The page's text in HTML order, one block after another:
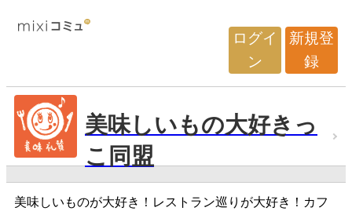
ログイ
ン
新規登
録
美味しいもの大好きっ
こ同盟
美味しいものが大好き！レストラン巡りが大好き！カフ